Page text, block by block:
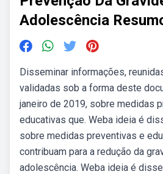
Adolescência
Disseminar informações,
validadas sob a forma deste
janeiro de 2019, sobre medidas
educativas que. Weba ideia é
sobre medidas preventivas e
contribuam para a redução da
adolescência. Weba ideia é